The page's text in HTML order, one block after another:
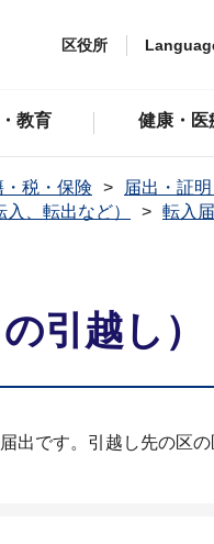
区役所
教育 健康・医
・税・保険 届出・証
、転出など） 転入
引越し）
出です。引越し先の区